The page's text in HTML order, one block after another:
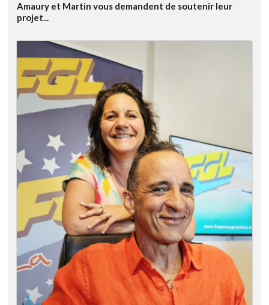
Amaury et Martin vous demandent de soutenir leur
projet...